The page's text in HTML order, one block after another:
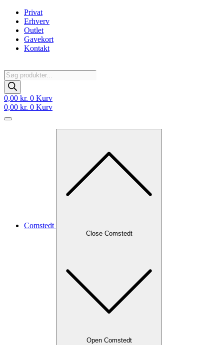
Videre
indhold
Privat
Erhverv
Outlet
Gavekort
Kontakt
Products
search
0,00 kr. 0 Kurv
0,00 kr. 0 Kurv
Comstedt
Close Comstedt
Open Comstedt